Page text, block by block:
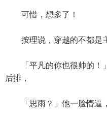
可惜，想多了！
按理说，穿越的不都是
「平凡的你也很帅的！
后排，
「思雨？」他一脸懵逼，